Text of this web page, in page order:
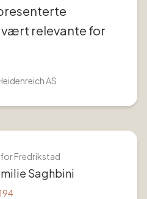
relevante for
AS
forFredrikstad
Saghbini